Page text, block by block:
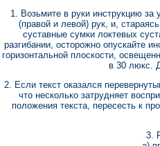
1. Возьмите в руки инструкцию
(правой и левой) рук, и,
суставные сумки локтевых
разгибании, осторожно опускайте
горизонтальной плоскости,
в 30 люкс.
2. Если текст оказался
что несколько затрудняет
положения текста, пересесть к
3.